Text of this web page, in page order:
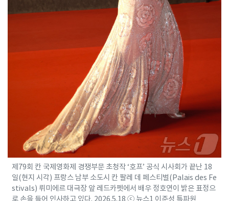
제79회 칸 국제영화제 경쟁부문 초청작 ‘호프’ 공식 시사회가 끝난 18
일(현지 시각) 프랑스 남부 소도시 칸 팔레 데 페스티벌(Palais des Fe
stivals) 뤼미에르 대극장 앞 레드카펫에서 배우 정호연이 밝은 표정으
로 손을 들어 인사하고 있다. 2026.5.18 ⓒ 뉴스1 이준성 특파원